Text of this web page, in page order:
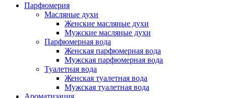
Парфюмерия
Масляные духи
Женские масляные духи
Мужские масляные духи
Парфюмерная вода
Женская парфюмерная вода
Мужская парфюмерная вода
Туалетная вода
Женская туалетная вода
Мужская туалетная вода
Ароматизация